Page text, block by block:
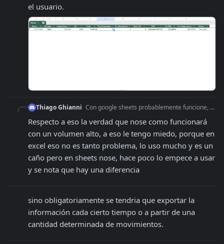
el usuario.
Thiago Ghianni Con google sheets probablemente funcione, con excel no creo.Fuers de eso se puede no se que tan comodo es y que si son volumenes grandes probablemente empiece a
Respecto a eso la verdad que nose como funcionará
con un volumen alto, a eso le tengo miedo, porque en
excel eso no es tanto problema, lo uso mucho y es un
caño pero en sheets nose, hace poco lo empece a usar
y se nota que hay una diferencia
sino obligatoriamente se tendria que exportar la
información cada cierto tiempo o a partir de una
cantidad determinada de movimientos.